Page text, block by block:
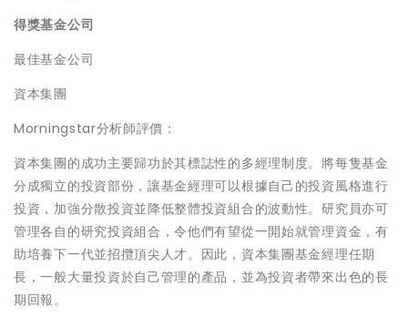
得獎基金公司
最佳基金公司
資本集團
Morningstar分析師評價：
資本集團的成功主要歸功於其標誌性的多經理制度。將每隻基金
分成獨立的投資部份，讓基金經理可以根據自己的投資風格進行
投資，加強分散投資並降低整體投資組合的波動性。研究員亦可
管理各自的研究投資組合，令他們有望從一開始就管理資金，有
助培養下一代並招攬頂尖人才。因此，資本集團基金經理任期
長，一般大量投資於自己管理的產品，並為投資者帶來出色的長
期回報。